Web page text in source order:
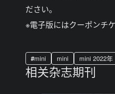
ださい。
※電子版にはクーポンチ
mini mini mini 2022年
相关杂志期刊